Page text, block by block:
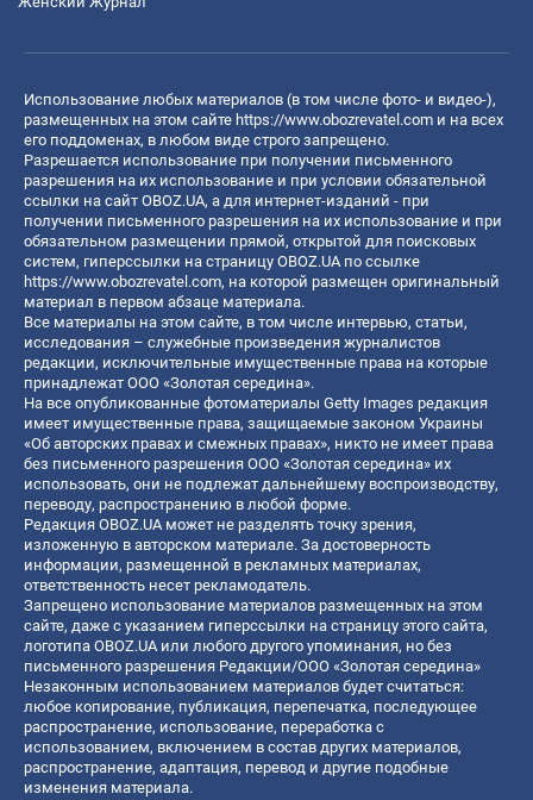
Использование любых материалов (в том числе фото- и видео-),
размещенных на этом сайте https://www.obozrevatel.com и на всех
его поддоменах, в любом виде строго запрещено.
Разрешается использование при получении письменного
разрешения на их использование и при условии обязательной
ссылки на сайт OBOZ.UA, а для интернет-изданий - при
получении письменного разрешения на их использование и при
обязательном размещении прямой, открытой для поисковых
систем, гиперссылки на страницу OBOZ.UA по ссылке
https://www.obozrevatel.com, на которой размещен оригинальный
материал в первом абзаце материала.
Все материалы на этом сайте, в том числе интервью, статьи,
исследования – служебные произведения журналистов
редакции, исключительные имущественные права на которые
принадлежат ООО «Золотая середина».
На все опубликованные фотоматериалы Getty Images редакция
имеет имущественные права, защищаемые законом Украины
«Об авторских правах и смежных правах», никто не имеет права
без письменного разрешения ООО «Золотая середина» их
использовать, они не подлежат дальнейшему воспроизводству,
переводу, распространению в любой форме.
Редакция OBOZ.UA может не разделять точку зрения,
изложенную в авторском материале. За достоверность
информации, размещенной в рекламных материалах,
ответственность несет рекламодатель.
Запрещено использование материалов размещенных на этом
сайте, даже с указанием гиперссылки на страницу этого сайта,
логотипа OBOZ.UA или любого другого упоминания, но без
письменного разрешения Редакции/ООО «Золотая середина»
Незаконным использованием материалов будет считаться:
любое копирование, публикация, перепечатка, последующее
распространение, использование, переработка с
использованием, включением в состав других материалов,
распространение, адаптация, перевод и другие подобные
изменения материала.